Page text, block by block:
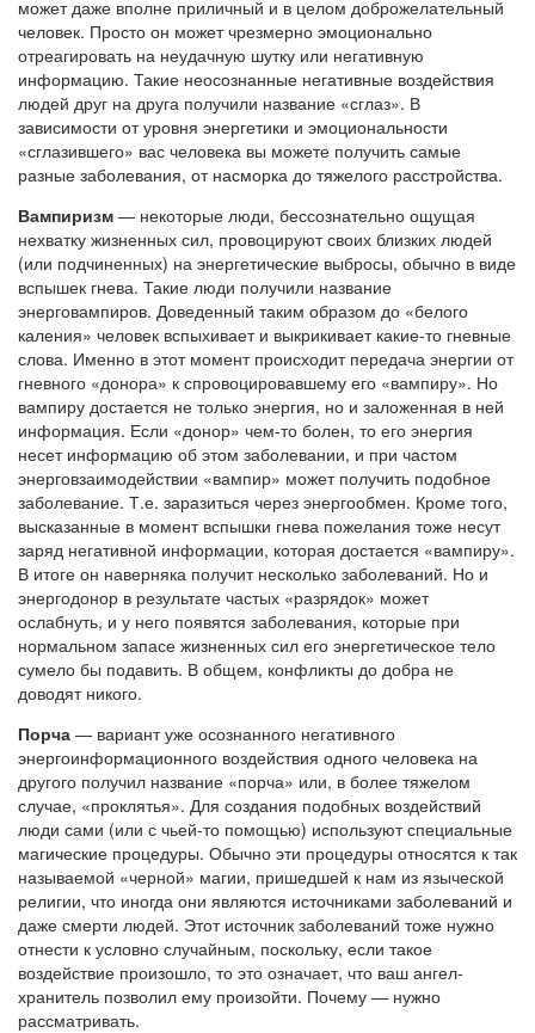
может даже вполне приличный и в целом доброжелательный
человек. Просто он может чрезмерно эмоционально
отреагировать на неудачную шутку или негативную
информацию. Такие неосознанные негативные воздействия
людей друг на друга получили название «сглаз». В
зависимости от уровня энергетики и эмоциональности
«сглазившего» вас человека вы можете получить самые
разные заболевания, от насморка до тяжелого расстройства.
Вампиризм — некоторые люди, бессознательно ощущая
нехватку жизненных сил, провоцируют своих близких людей
(или подчиненных) на энергетические выбросы, обычно в виде
вспышек гнева. Такие люди получили название
энерговампиров. Доведенный таким образом до «белого
каления» человек вспыхивает и выкрикивает какие-то гневные
слова. Именно в этот момент происходит передача энергии от
гневного «донора» к спровоцировавшему его «вампиру». Но
вампиру достается не только энергия, но и заложенная в ней
информация. Если «донор» чем-то болен, то его энергия
несет информацию об этом заболевании, и при частом
энерговзаимодействии «вампир» может получить подобное
заболевание. Т.е. заразиться через энергообмен. Кроме того,
высказанные в момент вспышки гнева пожелания тоже несут
заряд негативной информации, которая достается «вампиру».
В итоге он наверняка получит несколько заболеваний. Но и
энергодонор в результате частых «разрядок» может
ослабнуть, и у него появятся заболевания, которые при
нормальном запасе жизненных сил его энергетическое тело
сумело бы подавить. В общем, конфликты до добра не
доводят никого.
Порча — вариант уже осознанного негативного
энергоинформационного воздействия одного человека на
другого получил название «порча» или, в более тяжелом
случае, «проклятья». Для создания подобных воздействий
люди сами (или с чьей-то помощью) используют специальные
магические процедуры. Обычно эти процедуры относятся к так
называемой «черной» магии, пришедшей к нам из языческой
религии, что иногда они являются источниками заболеваний и
даже смерти людей. Этот источник заболеваний тоже нужно
отнести к условно случайным, поскольку, если такое
воздействие произошло, то это означает, что ваш ангел-
хранитель позволил ему произойти. Почему — нужно
рассматривать.